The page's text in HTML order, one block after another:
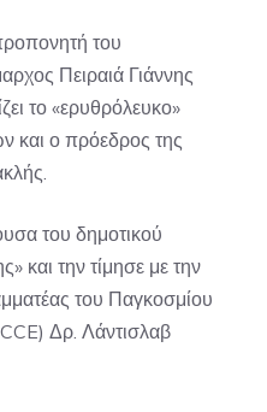
του
Πειραιά Γιάννης
το «ερυθρόλευκο»
και ο πρόεδρος της
του δημοτικού
και την τίμησε με την
του Παγκοσμίου
Δρ. Λάντισλαβ